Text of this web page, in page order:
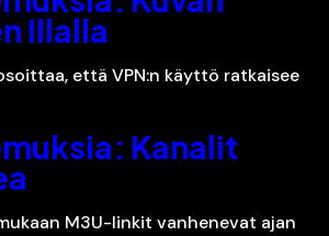
Illalla
että VPN:n käyttö ratkaisee
Kanalit
M3U-linkit vanhenevat ajan